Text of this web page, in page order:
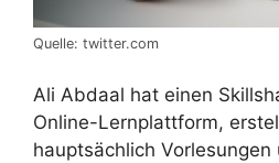
Quelle: twitter.com
Ali Abdaal hat einen
Online-Lernplattform,
hauptsächlich